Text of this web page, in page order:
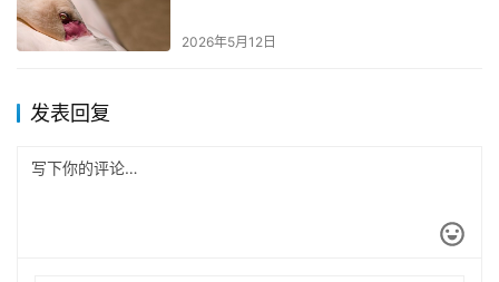
2026年5月12日
发表回复